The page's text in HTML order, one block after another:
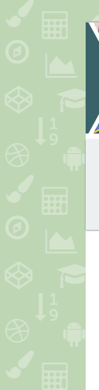
Перейти
к
основному
содержимому